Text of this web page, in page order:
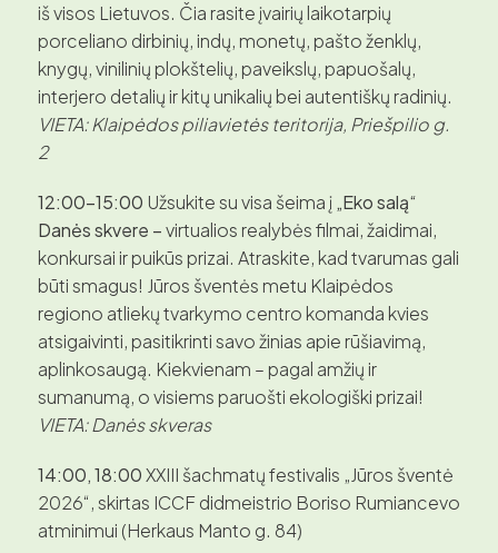
iš visos Lietuvos. Čia rasite įvairių laikotarpių
porceliano dirbinių, indų, monetų, pašto ženklų,
knygų, vinilinių plokštelių, paveikslų, papuošalų,
interjero detalių ir kitų unikalių bei autentiškų radinių.
VIETA: Klaipėdos piliavietės teritorija, Priešpilio g.
2
12:00–15:00 Užsukite su visa šeima į„Eko salą“
Danės skvere –virtualios realybės filmai, žaidimai,
konkursai ir puikūs prizai. Atraskite, kad tvarumas gali
būti smagus! Jūros šventės metu Klaipėdos
regiono atliekų tvarkymo centro komanda kvies
atsigaivinti, pasitikrinti savo žinias apie rūšiavimą,
aplinkosaugą. Kiekvienam – pagal amžių ir
sumanumą, o visiems paruošti ekologiški prizai!
VIETA: Danės skveras
14:00, 18:00XXIII šachmatų festivalis „Jūros šventė
2026“, skirtas ICCF didmeistrio Boriso Rumiancevo
atminimui (Herkaus Manto g. 84)